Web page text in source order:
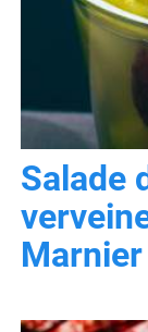
Salade
Marnier